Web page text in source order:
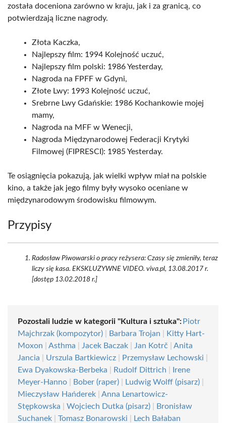
została doceniona zarówno w kraju, jak i za granicą, co
potwierdzają liczne nagrody.
Złota Kaczka,
Najlepszy film: 1994 Kolejność uczuć,
Najlepszy film polski: 1986 Yesterday,
Nagroda na FPFF w Gdyni,
Złote Lwy: 1993 Kolejność uczuć,
Srebrne Lwy Gdańskie: 1986 Kochankowie mojej
mamy,
Nagroda na MFF w Wenecji,
Nagroda Międzynarodowej Federacji Krytyki
Filmowej (FIPRESCI): 1985 Yesterday.
Te osiągnięcia pokazują, jak wielki wpływ miał na polskie
kino, a także jak jego filmy były wysoko oceniane w
międzynarodowym środowisku filmowym.
Przypisy
Radosław Piwowarski o pracy reżysera: Czasy się zmieniły, teraz
liczy się kasa. EKSKLUZYWNE VIDEO. viva.pl, 13.08.2017 r.
[dostęp 13.02.2018 r.]
Pozostali ludzie w kategorii "Kultura i sztuka": Piotr
Majchrzak (kompozytor)
Barbara Trojan
Kitty Hart-
Moxon
Asthma Jacek Baczak Jan Kotrč
Anita
Jancia
Urszula Bartkiewicz Przemysław Lechowski
Ewa Dyakowska-Berbeka
Rudolf Dittrich
Irene
Meyer-Hanno
Bober (raper) Ludwig Wolff (pisarz)
Mieczysław Hańderek
Anna Lenartowicz-
Stępkowska
Wojciech Dutka (pisarz)
Bronisław
Suchanek
Tomasz Bonarowski Lech Bałaban